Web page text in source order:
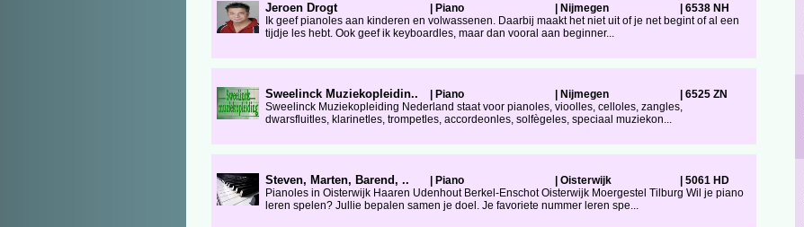
Jeroen Drogt Piano Nijmegen
6538 NH
Ik geef pianoles aan kinderen en volwassenen. Daarbij maakt het niet uit of je net begint of al een
tijdje les hebt. Ook geef ik keyboardles, maar dan vooral aan beginner...
Sweelinck Muziekopleidin.. Piano Nijmegen
6525 ZN
Sweelinck Muziekopleiding Nederland staat voor pianoles, vioolles, celloles, zangles,
dwarsfluitles, klarinetles, trompetles, accordeonles, solfègeles, speciaal muziekon...
Steven, Marten, Barend, .. Piano Oisterwijk
5061 HD
Pianoles in Oisterwijk Haaren Udenhout Berkel-Enschot Oisterwijk Moergestel Tilburg Wil je piano
leren spelen? Jullie bepalen samen je doel. Je favoriete nummer leren spe...